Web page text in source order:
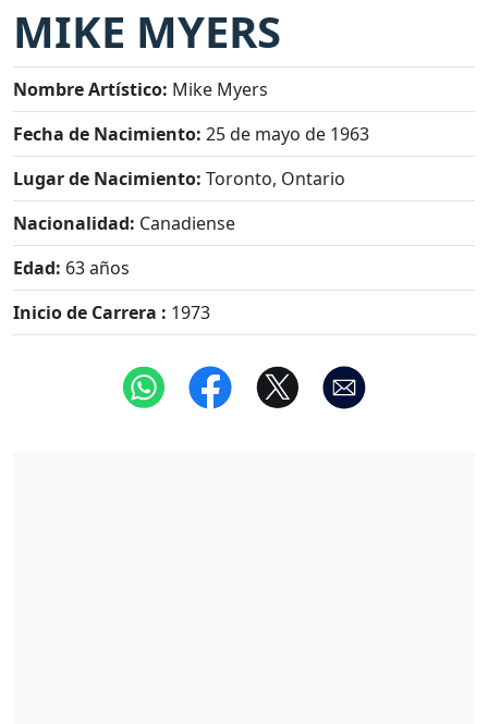
MIKE MYERS
Nombre Artístico: Mike Myers
Fecha de Nacimiento: 25 de mayo de 1963
Lugar de Nacimiento: Toronto, Ontario
Nacionalidad: Canadiense
Edad: 63 años
Inicio de Carrera : 1973